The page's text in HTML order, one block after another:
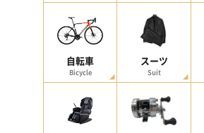
自転車
Bicycle
スーツ
Suit